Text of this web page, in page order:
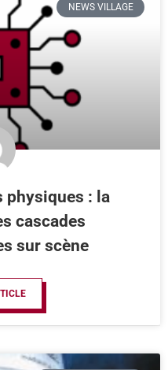
NEWS VILLAGE
physiques : la
cascades
sur scène